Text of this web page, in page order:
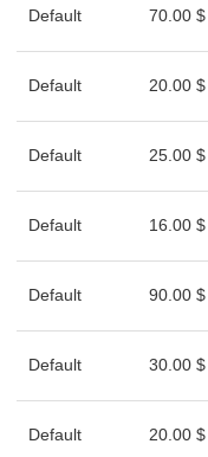
Default 70.00 $
Default 20.00 $
Default 25.00 $
Default 16.00 $
Default 90.00 $
Default 30.00 $
Default 20.00 $